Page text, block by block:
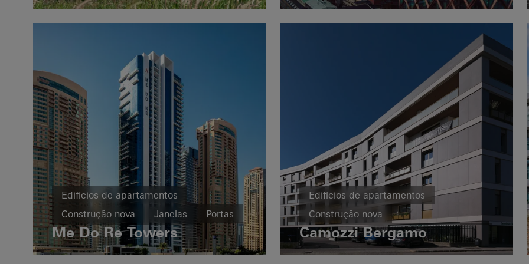
Arquitetura excecional
Fachadas
Sweden
Edifícios de apartamentos
Construção nova
Janelas
Portas
United Arab Emirates
Me Do Re Towers
Edifícios de apartamentos
Construção nova
Eficiência energética
Vida saudável
Janelas
Camozzi Bergamo